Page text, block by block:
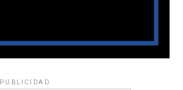
PUBLICIDAD